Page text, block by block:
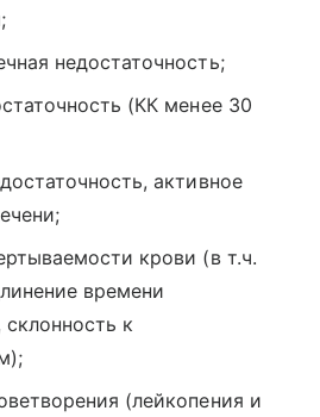
недостаточность;
(КК менее 30
активное
крови (в т.ч.
времени
к
(лейкопения и